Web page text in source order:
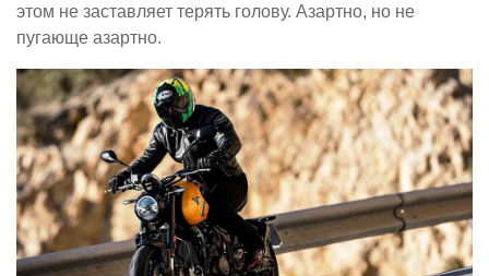
этом не заставляет терять голову. Азартно, но не
пугающе азартно.